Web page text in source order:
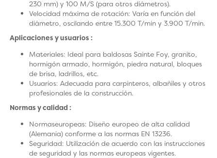
230 mm) y 100 M/S (para otros diámetros).
Velocidad máxima de rotación: Varía en función del
diámetro, oscilando entre 15.300 T/min y 3.900 T/min.
Aplicaciones y usuarios :
Materiales: Ideal para baldosas Sainte Foy, granito,
hormigón armado, hormigón, piedra natural, bloques
de brisa, ladrillos, etc.
Usuarios: Adecuada para carpinteros, albañiles y otros
profesionales de la construcción.
Normas y calidad :
Normaseuropeas: Diseño europeo de alta calidad
(Alemania) conforme a las normas EN 13236.
Seguridad: Utilización de acuerdo con las instrucciones
de seguridad y las normas europeas vigentes.